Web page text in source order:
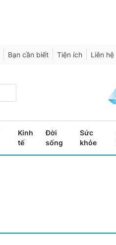
Bạn cần biết Tiện ích Liên hệ
Kinh
tế
Đời
sống
Sức
khỏe